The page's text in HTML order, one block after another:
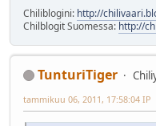
Chiliblogini: http://
Chilblogit Suomessa: http://
TunturiTiger
tammikuu 06, 2011, 17:58:04 IP